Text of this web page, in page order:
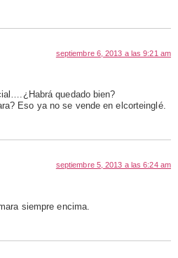
septiembre 6, 2013 a las 9:21 am
quedado bien?
Eso ya no se vende en elcorteinglé.
septiembre 5, 2013 a las 6:24 am
siempre encima.